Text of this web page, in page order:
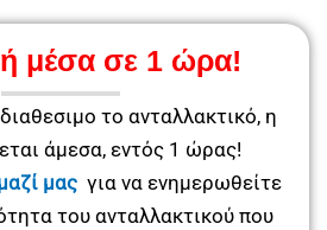
μέσα σε 1 ώρα!
το ανταλλακτικό, η
άμεσα, εντός 1 ώρας!
μας για να ενημερωθείτε
του ανταλλακτικού που